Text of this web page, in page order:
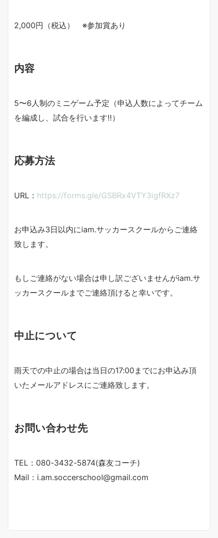
2,000円（税込） ※参加賞あり
内容
5〜6人制のミニゲーム予定（申込人数によってチーム
を編成し、試合を行います‼︎）
応募方法
URL： https://forms.gle/GSBRx4VTY3igfRXz7
お申込み3日以内にiam.サッカースクールからご連絡
致します。
もしご連絡がない場合は申し訳ございませんがiam.サ
ッカースクールまでご連絡頂けると幸いです。
中止について
雨天での中止の場合は当日の17:00までにお申込み頂
いたメールアドレスにご連絡致します。
お問い合わせ先
TEL：080-3432-5874(森友コーチ)
Mail：i.am.soccerschool@gmail.com